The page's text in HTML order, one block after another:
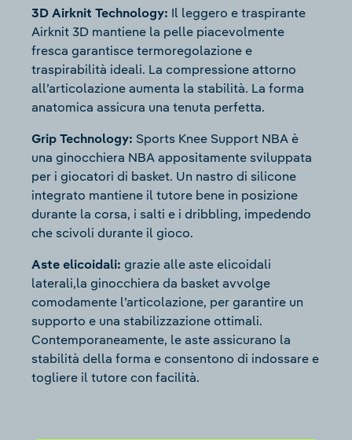
3D Airknit Technology: Il leggero e traspirante
Airknit 3D mantiene la pelle piacevolmente
fresca garantisce termoregolazione e
traspirabilità ideali. La compressione attorno
all’articolazione aumenta la stabilità. La forma
anatomica assicura una tenuta perfetta.
Grip Technology: Sports Knee Support NBA è
una ginocchiera NBA appositamente sviluppata
per i giocatori di basket. Un nastro di silicone
integrato mantiene il tutore bene in posizione
durante la corsa, i salti e i dribbling, impedendo
che scivoli durante il gioco.
Aste elicoidali: grazie alle aste elicoidali
laterali,la ginocchiera da basket avvolge
comodamente l’articolazione, per garantire un
supporto e una stabilizzazione ottimali.
Contemporaneamente, le aste assicurano la
stabilità della forma e consentono di indossare e
togliere il tutore con facilità.